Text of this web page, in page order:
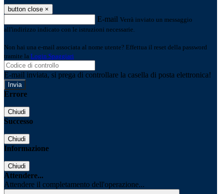
button close ×
E-mail Verrà inviato un messaggio
all'indirizzo indicato con le istruzioni necessarie.
Non hai una e-mail associata al nome utente? Effettua il reset della password
tramite la Login Spaggiari
E-mail inviata, si prega di controllare la casella di posta elettronica!
Errore
Chiudi
Successo
Chiudi
Informazione
Chiudi
Attendere...
Attendere il completamento dell'operazione...